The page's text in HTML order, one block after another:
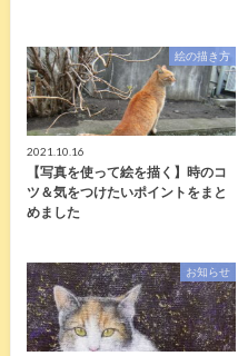
絵の描き方
2021.10.16
【写真を使って絵を描く】時のコ
ツ＆気をつけたいポイントをまと
めました
お知らせ